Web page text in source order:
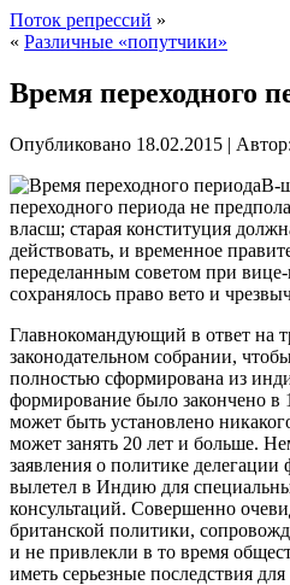
Поток репрессий »
« Различные «попутчики»
Время переходного
Опубликовано 18.02.2015 | Автор:
В-
переходного периода не
власш; старая конституция
действовать, и временное
переделанным советом при
сохранялось право вето и
Главнокомандующий в ответ на
законодательном собрании,
полностью сформирована из
формирование было закончено в
может быть установлено
может занять 20 лет и больше.
заявления о политике
вылетел в Индию для
консультаций. Совершенно
британской политики,
и не привлекли в то время
иметь серьезные последствия